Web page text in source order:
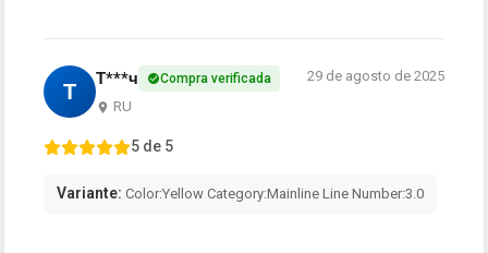
Т Т***ч Compra verificada
RU
29 de agosto de 2025
5 de 5
Variante: Color:Yellow Category:Mainline Line Number:3.0